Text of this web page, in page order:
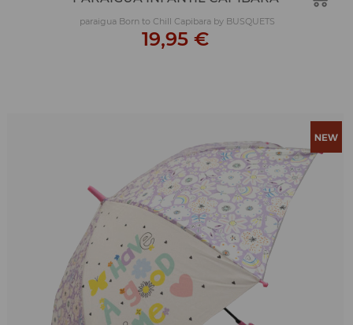
paraigua Born to Chill Capibara by BUSQUETS
19,95 €